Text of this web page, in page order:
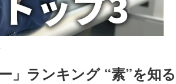
」ランキング “素”を知る